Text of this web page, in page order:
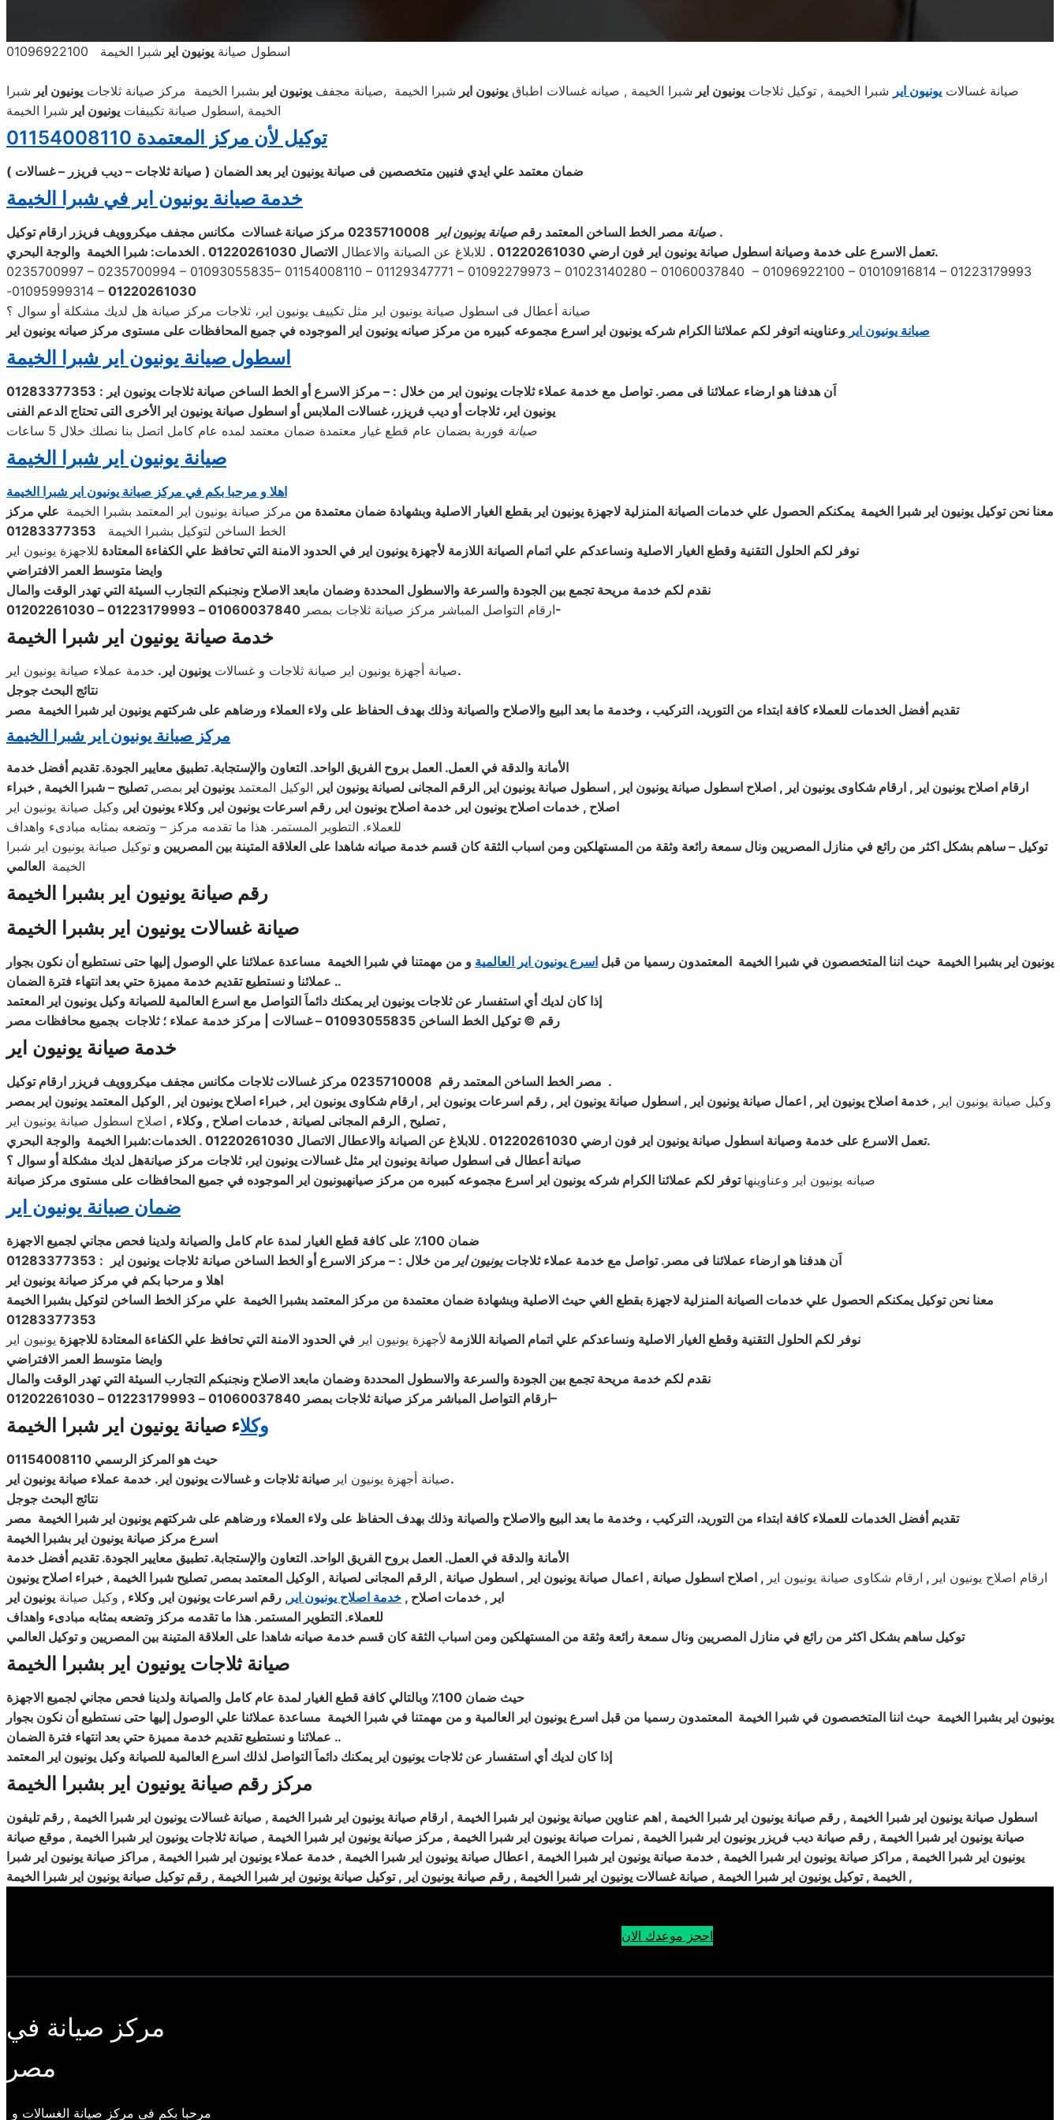
اسطول صيانة يونيون اير شبرا الخيمة 01096922100
صيانة غسالات يونيون اير شبرا الخيمة , توكيل ثلاجات يونيون اير شبرا الخيمة , صيانه غسالات اطباق يونيون اير شبرا الخيمة ,صيانة مجفف يونيون اير بشبرا الخيمة مركز صيانة ثلاجات يونيون اير شبرا
الخيمة ,اسطول صيانة تكييفات يونيون اير شبرا الخيمة
توكيل لأن مركز المعتمدة 01154008110
ضمان معتمد علي ايدي فنيين متخصصين فى صيانة يونيون اير بعد الضمان ( صيانة ثلاجات – ديب فريزر – غسالات )
خدمة صيانة يونيون اير في شبرا الخيمة
صيانة مصر الخط الساخن المعتمد رقم صيانة يونيون اير صيانة غسالات مكانس مجفف ميكروويف فريزر ارقام توكيل
.
تعمل الاسرع على خدمة وصيانة اسطول صيانة يونيون اير فون ارضي 01220261030 . للابلاغ عن الصيانة والاعطال الاتصال 01220261030 . الخدمات: شبرا الخيمة والوجة البحري
.
0235700997 – 0235700994 – 01093055835– 01154008110 – 01129347771 – 01092279973 – 01023140280 – 01060037840 – 01096922100 – 01010916814 – 01223179993
-01095999314 – 01220261030
صيانة أعطال فى اسطول صيانة يونيون اير مثل تكييف يونيون اير، ثلاجات مركز صيانة هل لديك مشكلة أو سوال ؟
صيانة يونيون اير وعناوينه اتوفر لكم عملائنا الكرام شركه يونيون اير اسرع مجموعه كبيره من مركز صيانه يونيون اير الموجوده في جميع المحافظات على مستوى مركز صيانه يونيون اير
اسطول صيانة يونيون اير شبرا الخيمة
اَن هدفنا هو ارضاء عملائنا فى مصر. تواصل مع خدمة عملاء ثلاجات يونيون اير من خلال : – مركز الاسرع أو الخط الساخن صيانة ثلاجات يونيون اير : 01283377353
يونيون اير، ثلاجات أو ديب فريزر، غسالات الملابس أو اسطول صيانة يونيون اير الأخرى التى تحتاج الدعم الفنى
صيانة فوربة بضمان عام قطع غيار معتمدة ضمان معتمد لمده عام كامل اتصل بنا نصلك خلال 5 ساعات
صيانة يونيون اير شبرا الخيمة
اهلا و مرحبا بكم في مركز صيانة يونيون اير شبرا الخيمة
معنا نحن توكيل يونيون اير شبرا الخيمة يمكنكم الحصول علي خدمات الصيانة المنزلية لاجهزة يونيون اير بقطع الغيار الاصلية وبشهادة ضمان معتمدة من مركز صيانة يونيون اير المعتمد بشبرا الخيمة علي مركز
الخط الساخن لتوكيل بشبرا الخيمة 01283377353
نوفر لكم الحلول التقنية وقطع الغيار الاصلية ونساعدكم علي اتمام الصيانة اللازمة لأجهزة يونيون اير في الحدود الامنة التي تحافظ علي الكفاءة المعتادة للاجهزة يونيون اير
وايضا متوسط العمر الافتراضي
نقدم لكم خدمة مريحة تجمع بين الجودة والسرعة والاسطول المحددة وضمان مابعد الاصلاح ونجنبكم التجارب السيئة التي تهدر الوقت والمال
ارقام التواصل المباشر مركز صيانة ثلاجات بمصر01060037840 – 01223179993 – 01202261030-
خدمة صيانة يونيون اير شبرا الخيمة
صيانة أجهزة يونيون اير صيانة ثلاجات و غسالات يونيون اير . خدمة عملاء صيانة يونيون اير
.
نتائج البحث جوجل
تقديم أفضل الخدمات للعملاء كافة ابتداء من التوريد، التركيب ، وخدمة ما بعد البيع والاصلاح والصيانة وذلك بهدف الحفاظ على ولاء العملاء ورضاهم على شركتهم يونيون اير شبرا الخيمة مصر
مركز صيانة يونيون اير شبرا الخيمة
الأمانة والدقة في العمل. العمل بروح الفريق الواحد. التعاون والإستجابة. تطبيق معايير الجودة. تقديم أفضل خدمة
ارقام اصلاح يونيون اير , ارقام شكاوى يونيون اير , اصلاح اسطول صيانة يونيون اير , اسطول صيانة يونيون اير, الرقم المجانى لصيانة يونيون اير , الوكيل المعتمد يونيون اير بمصر , تصليح – شبرا الخيمة , خبراء
اصلاح , خدمات اصلاح يونيون اير , خدمة اصلاح يونيون اير , رقم اسرعات يونيون اير, وكلاء يونيون اير , وكيل صيانة يونيون اير
للعملاء. التطوير المستمر. هذا ما تقدمه مركز – وتضعه بمثابه مبادىء واهداف
توكيل – ساهم بشكل اكثر من رائع في منازل المصريين ونال سمعة رائعة وثقة من المستهلكين ومن اسباب الثقة كان قسم خدمة صيانه شاهدا على العلاقة المتينة بين المصريين و توكيل صيانة يونيون اير شبرا
الخيمة العالمي
رقم صيانة يونيون اير بشبرا الخيمة
صيانة غسالات يونيون اير بشبرا الخيمة
يونيون اير بشبرا الخيمة حيث اننا المتخصصون في شبرا الخيمة المعتمدون رسميا من قبل اسرع يونيون اير العالمية و من مهمتنا في شبرا الخيمة مساعدة عملائنا علي الوصول إليها حتى نستطيع أن نكون بجوار
..
إذا كان لديك أي استفسار عن ثلاجات يونيون اير يمكنك دائماَ التواصل مع اسرع العالمية للصيانة وكيل يونيون اير المعتمد
رقم © توكيل الخط الساخن 01093055835
– غسالات | مركز خدمة عملاء ؛ ثلاجات بجميع محافظات مصر
خدمة صيانة يونيون اير
مصر الخط الساخن المعتمد رقم غسالات
.
وكيل صيانة يونيون اير , خدمة اصلاح يونيون اير , اعمال صيانة يونيون اير , اسطول صيانة يونيون اير , رقم اسرعات يونيون اير , ارقام شكاوى يونيون اير , خبراء اصلاح يونيون اير , الوكيل المعتمد يونيون اير بمصر
, تصليح , الرقم المجانى لصيانة , خدمات اصلاح , وكلاء ,
تعمل الاسرع على خدمة وصيانة اسطول صيانة يونيون اير فون ارضي 01220261030 . للابلاغ عن الصيانة والاعطال الاتصال 01220261030 . الخدمات:شبرا الخيمة والوجة البحري.
صيانة أعطال فى اسطول صيانة يونيون اير مثل غسالات يونيون اير، ثلاجات مركز صيانةهل لديك مشكلة أو سوال ؟
صيانه يونيون اير وعناوينها توفر لكم عملائنا الكرام شركه يونيون اير اسرع مجموعه كبيره من مركز صيانهيونيون اير الموجوده في جميع المحافظات على مستوى مركز صيانة
ضمان صيانة يونيون اير
ضمان 100٪ على كافة قطع الغيار لمدة عام كامل والصيانة ولدينا فحص مجاني لجميع الاجهزة
اَن هدفنا هو ارضاء عملائنا فى مصر. تواصل مع خدمة عملاء ثلاجات يونيون اير من خلال : – مركز الاسرع أو الخط الساخن صيانة ثلاجات يونيون اير
: 01283377353
اهلا و مرحبا بكم في مركز صيانة يونيون اير
معنا نحن توكيل يمكنكم الحصول علي خدمات الصيانة المنزلية لاجهزة بقطع الغي حيث الاصلية وبشهادة ضمان معتمدة من مركز المعتمد بشبرا الخيمة علي مركز الخط الساخن لتوكيل بشبرا الخيمة
نوفر لكم الحلول التقنية وقطع الغيار الاصلية ونساعدكم علي اتمام الصيانة اللازمة لأجهزة يونيون اير في الحدود الامنة التي تحافظ علي الكفاءة المعتادة للاجهزة يونيون اير
وايضا متوسط العمر الافتراضي
نقدم لكم خدمة مريحة تجمع بين الجودة والسرعة والاسطول المحددة وضمان مابعد الاصلاح ونجنبكم التجارب السيئة التي تهدر الوقت والمال
ارقام التواصل المباشر مركز صيانة ثلاجات بمصر 01060037840 – 01223179993 – 01202261030–
وكلاء صيانة يونيون اير شبرا الخيمة
حيث هو المركز الرسمي 01154008110
صيانة أجهزة يونيون اير صيانة ثلاجات و غسالات يونيون اير . خدمة عملاء صيانة يونيون اير
.
نتائج البحث جوجل
تقديم أفضل الخدمات للعملاء كافة ابتداء من التوريد، التركيب ، وخدمة ما بعد البيع والاصلاح والصيانة وذلك بهدف الحفاظ على ولاء العملاء ورضاهم على شركتهم يونيون اير شبرا الخيمة مصر
اسرع مركز صيانة يونيون اير بشبرا الخيمة
الأمانة والدقة في العمل. العمل بروح الفريق الواحد. التعاون والإستجابة. تطبيق معايير الجودة. تقديم أفضل خدمة
ارقام اصلاح يونيون اير , ارقام شكاوى صيانة يونيون اير , اصلاح اسطول صيانة , اعمال صيانة يونيون اير , اسطول صيانة , الرقم المجانى لصيانة , الوكيل المعتمد بمصر, تصليح شبرا الخيمة , خبراء اصلاح يونيون
اير , خدمات اصلاح , خدمة اصلاح يونيون اير , رقم اسرعات يونيون اير, وكلاء , وكيل صيانة يونيون اير
للعملاء. التطوير المستمر. هذا ما تقدمه مركز وتضعه بمثابه مبادىء واهداف
توكيل ساهم بشكل اكثر من رائع في منازل المصريين ونال سمعة رائعة وثقة من المستهلكين ومن اسباب الثقة كان قسم خدمة صيانه شاهدا على العلاقة المتينة بين المصريين و توكيل العالمي
صيانة ثلاجات يونيون اير بشبرا الخيمة
حيث ضمان 100٪ وبالتالي كافة قطع الغيار لمدة عام كامل والصيانة ولدينا فحص مجاني لجميع الاجهزة
يونيون اير بشبرا الخيمة حيث اننا المتخصصون في شبرا الخيمة المعتمدون رسميا من قبل اسرع يونيون اير العالمية و من مهمتنا في شبرا الخيمة مساعدة عملائنا علي الوصول إليها حتى نستطيع أن نكون بجوار
..
إذا كان لديك أي استفسار عن ثلاجات يونيون اير يمكنك دائماَ التواصل لذلك اسرع العالمية للصيانة وكيل يونيون اير المعتمد
مركز رقم صيانة يونيون اير بشبرا الخيمة
اسطول صيانة يونيون اير شبرا الخيمة , رقم صيانة يونيون اير شبرا الخيمة , اهم عناوين صيانة يونيون اير شبرا الخيمة , ارقام صيانة يونيون اير شبرا الخيمة , صيانة غسالات يونيون اير شبرا الخيمة , رقم تليفون
صيانة يونيون اير شبرا الخيمة , رقم صيانة ديب فريزر يونيون اير شبرا الخيمة , نمرات صيانة يونيون اير شبرا الخيمة , مركز صيانة يونيون اير شبرا الخيمة , صيانة ثلاجات يونيون اير شبرا الخيمة , موقع صيانة
يونيون اير شبرا الخيمة , مراكز صيانة يونيون اير شبرا الخيمة , خدمة صيانة يونيون اير شبرا الخيمة , اعطال صيانة يونيون اير شبرا الخيمة , خدمة عملاء يونيون اير شبرا الخيمة , مراكز صيانة يونيون اير شبرا
الخيمة , توكيل يونيون اير شبرا الخيمة , صيانة غسالات يونيون اير شبرا الخيمة , رقم صيانة يونيون اير , توكيل صيانة يونيون اير شبرا الخيمة , رقم توكيل صيانة يونيون اير شبرا الخيمة ,
احجز موعدك الان
مركز صيانة في
مصر
مرحبا بكم فى مركز صيانة الغسالات و